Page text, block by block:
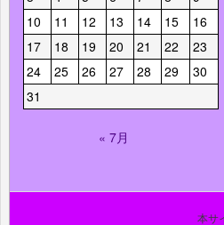
10
11 12 13 14 15
16
17
18 19 20 21 22
23
24
25 26 27 28 29
30
31
« 7月
本サ